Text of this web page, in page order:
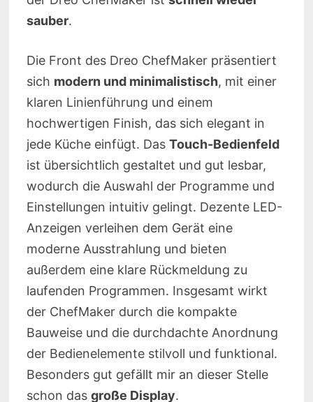
sauber.
Die Front des Dreo ChefMaker präsentiert
sich modern und minimalistisch, mit einer
klaren Linienführung und einem
hochwertigen Finish, das sich elegant in
jede Küche einfügt. Das Touch-Bedienfeld
ist übersichtlich gestaltet und gut lesbar,
wodurch die Auswahl der Programme und
Einstellungen intuitiv gelingt. Dezente LED-
Anzeigen verleihen dem Gerät eine
moderne Ausstrahlung und bieten
außerdem eine klare Rückmeldung zu
laufenden Programmen. Insgesamt wirkt
der ChefMaker durch die kompakte
Bauweise und die durchdachte Anordnung
der Bedienelemente stilvoll und funktional.
Besonders gut gefällt mir an dieser Stelle
schon das große Display.